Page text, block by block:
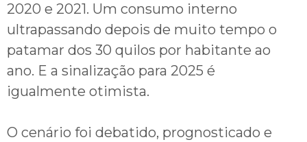
2020 e 2021. Um consumo interno
ultrapassando depois de muito tempo o
patamar dos 30 quilos por habitante ao
ano. E a sinalização para 2025 é
igualmente otimista.
O cenário foi debatido, prognosticado e